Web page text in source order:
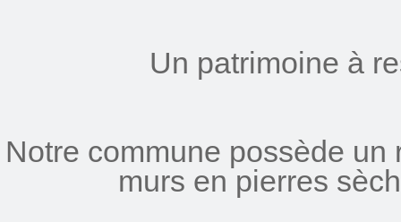
Un patrimoine à
Notre commune possède
murs en pierres